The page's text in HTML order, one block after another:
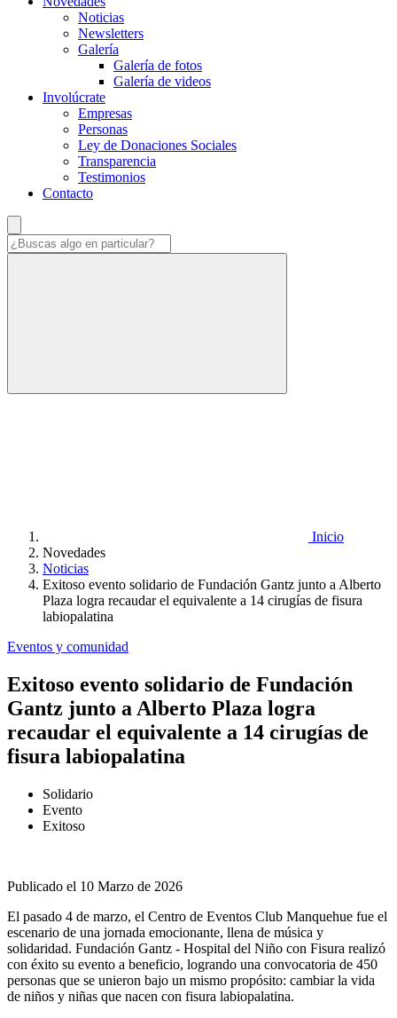
Noticias
Newsletters
Galería
Galería de fotos
Galería de videos
Involúcrate
Empresas
Personas
Ley de Donaciones Sociales
Transparencia
Testimonios
Contacto
¿Buscas
algo
Inicio
Novedades
Noticias
Exitoso evento solidario de Fundación Gantz junto a Alberto
Plaza logra recaudar el equivalente a 14 cirugías de fisura
labiopalatina
Eventos y comunidad
Exitoso evento solidario de Fundación
Gantz junto a Alberto Plaza logra
recaudar el equivalente a 14 cirugías de
fisura labiopalatina
Solidario
Evento
Exitoso
Publicado el 10 Marzo de 2026
El pasado 4 de marzo, el Centro de Eventos Club Manquehue fue el
escenario de una jornada emocionante, llena de música y
solidaridad. Fundación Gantz - Hospital del Niño con Fisura realizó
con éxito su evento a beneficio, logrando una convocatoria de 450
personas que se unieron bajo un mismo propósito: cambiar la vida
de niños y niñas que nacen con fisura labiopalatina.